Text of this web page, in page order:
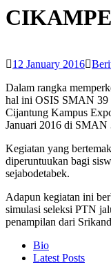
12 January 2016
Dalam rangka
hal ini OSIS SMAN 39
Cijantung Kampus
Januari 2016 di SMAN
Kegiatan yang
diperuntuukan bagi
sejabodetabek.
Adapun kegiatan ini
simulasi seleksi PTN
penampilan dari
following
Bio
Latest Posts